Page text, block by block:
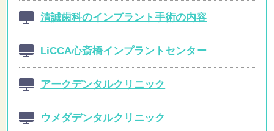
清誠歯科のインプラント手術の内容
LiCCA心斎橋インプラントセンター
アークデンタルクリニック
ウメダデンタルクリニック